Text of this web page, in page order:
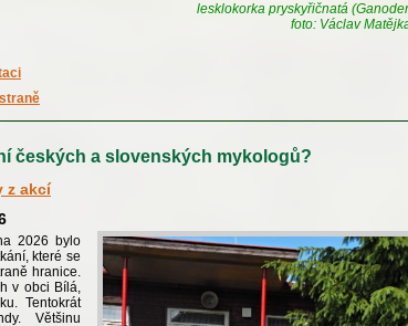
lesklokorka pryskyřičnatá
foto: Václav
českých a slovenských mykologů?
z akcí
2026 bylo
které se
hranice.
v obci Bílá,
Tentokrát
Většinu